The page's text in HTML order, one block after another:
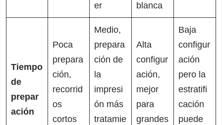
er
blanca
Tiempo
de
prepar
ación
Poca
prepara
ción,
recorrid
os
cortos
Medio,
prepara
ción de
la
impresi
ón más
tratamie
Alta
configur
ación,
mejor
para
grandes
Baja
configur
ación
pero la
estratifi
cación
puede